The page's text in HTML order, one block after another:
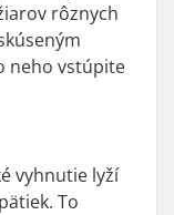
rôznych
neho vstúpite
vyhnutie lyží
To